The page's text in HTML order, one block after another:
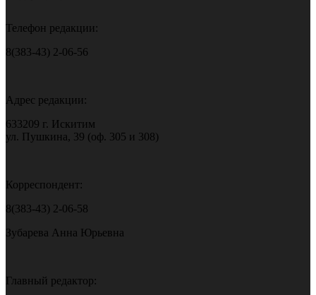
Телефон редакции:
8(383-43) 2-06-56
Адрес редакции:
633209 г. Искитим
ул. Пушкина, 39 (оф. 305 и 308)
Корреспондент:
8(383-43) 2-06-58
Зубарева Анна Юрьевна
Главный редактор: